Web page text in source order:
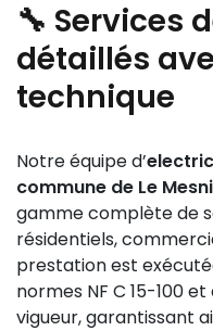
🔧 Services
détaillés
technique
Notre équipe d’
commune de Le
gamme complète de
résidentiels,
prestation est
normes NF C 15-100
vigueur, garantissant